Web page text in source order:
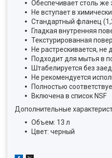
Обеспечивает столь
Не вступает в
Стандартный фланец
Гладкая внутренняя
Текстурированная
Не растрескивается,
Подходит для мытья в
Штабелируется без
Не рекомендуется
Полностью
Включена в список NSF
Дополнительные
Объем: 13 л
Цвет: черный